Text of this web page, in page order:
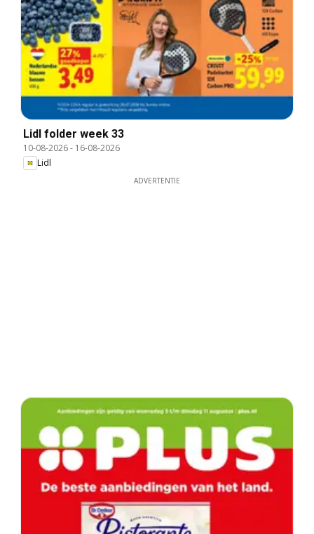
Lidl folder week 33
10-08-2026- 16-08-2026
Lidl
ADVERTENTIE